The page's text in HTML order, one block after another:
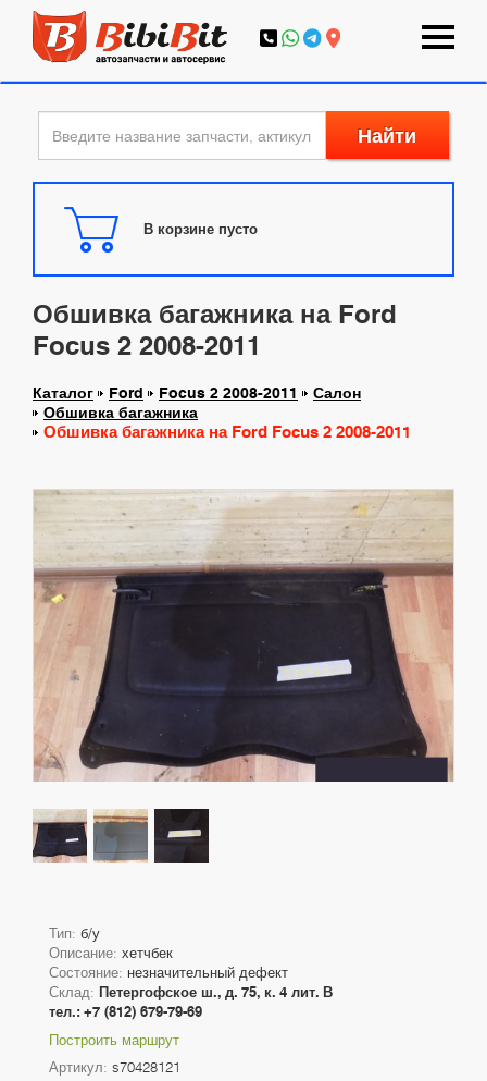
Найти
В корзине пусто
Обшивка багажника на Ford
Focus 2 2008-2011
Каталог Ford Focus 2 2008-2011
Салон
Обшивка багажника
Обшивка багажника на Ford Focus 2 2008-2011
Тип: б/у
Описание: хетчбек
Состояние: незначительный дефект
Склад: Петергофское ш., д. 75, к. 4 лит. В
тел.: +7 (812) 679-79-69
Построить маршрут
Артикул: s70428121